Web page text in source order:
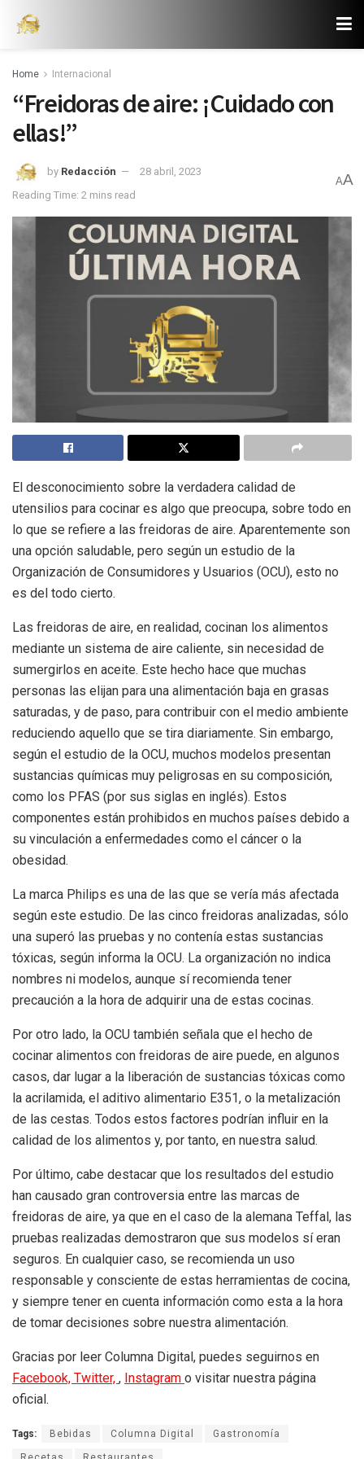
Home Internacional
“Freidoras de aire: ¡Cuidado con
ellas!”
by Redacción
28 abril, 2023
Reading Time: 2 mins read
AA
El desconocimiento sobre la verdadera calidad de
utensilios para cocinar es algo que preocupa, sobre todo en
lo que se refiere a las freidoras de aire. Aparentemente son
una opción saludable, pero según un estudio de la
Organización de Consumidores y Usuarios (OCU), esto no
es del todo cierto.
Las freidoras de aire, en realidad, cocinan los alimentos
mediante un sistema de aire caliente, sin necesidad de
sumergirlos en aceite. Este hecho hace que muchas
personas las elijan para una alimentación baja en grasas
saturadas, y de paso, para contribuir con el medio ambiente
reduciendo aquello que se tira diariamente. Sin embargo,
según el estudio de la OCU, muchos modelos presentan
sustancias químicas muy peligrosas en su composición,
como los PFAS (por sus siglas en inglés). Estos
componentes están prohibidos en muchos países debido a
su vinculación a enfermedades como el cáncer o la
obesidad.
La marca Philips es una de las que se vería más afectada
según este estudio. De las cinco freidoras analizadas, sólo
una superó las pruebas y no contenía estas sustancias
tóxicas, según informa la OCU. La organización no indica
nombres ni modelos, aunque sí recomienda tener
precaución a la hora de adquirir una de estas cocinas.
Por otro lado, la OCU también señala que el hecho de
cocinar alimentos con freidoras de aire puede, en algunos
casos, dar lugar a la liberación de sustancias tóxicas como
la acrilamida, el aditivo alimentario E351, o la metalización
de las cestas. Todos estos factores podrían influir en la
calidad de los alimentos y, por tanto, en nuestra salud.
Por último, cabe destacar que los resultados del estudio
han causado gran controversia entre las marcas de
freidoras de aire, ya que en el caso de la alemana Teffal, las
pruebas realizadas demostraron que sus modelos sí eran
seguros. En cualquier caso, se recomienda un uso
responsable y consciente de estas herramientas de cocina,
y siempre tener en cuenta información como esta a la hora
de tomar decisiones sobre nuestra alimentación.
Gracias por leer Columna Digital, puedes seguirnos en
Facebook, Twitter, , Instagram o visitar nuestra página
oficial.
Tags: Bebidas Columna Digital Gastronomía